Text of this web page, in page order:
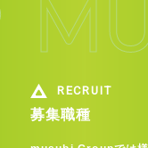
RECRUIT
募集職種